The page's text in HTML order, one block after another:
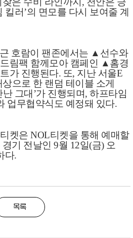
킬러’의 면모를 다시 보여줄 계
호람이 팬존에서는 ▲ 선수와
드림팩 함께모아 캠페인 ▲홈경
가 진행된다. 또, 지난 서울E
으로 한 랜덤 테이블 소게
그대 ’가 진행되며, 하프타임
업무협약식도 예정돼 있다.
켓은 NOL티켓을 통해 예매할
기 전날인 9월 12일(금) 오
다.
목록